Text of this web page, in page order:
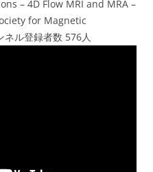
– 4D Flow MRI and MRA –
for Magnetic
ル登録者数 576人